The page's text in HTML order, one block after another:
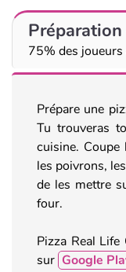
75% des joueurs
Prépare une
Tu trouveras
cuisine.
les poivrons,
de les mettre
four.
Pizza Real
sur Google